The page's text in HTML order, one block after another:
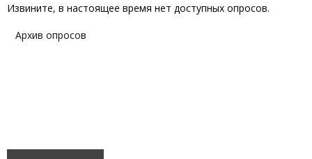
Извините, в настоящее время нет доступных опросов.
Архив опросов